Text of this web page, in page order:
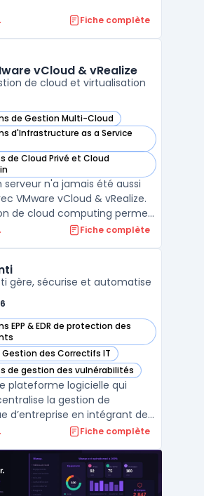
Fiche complète
vCloud & vRealize
de cloud et virtualisation
de Gestion Multi-Cloud
vCloud & vRealize dans cette catégorie
d'Infrastructure as a Service
vCloud & vRealize dans cette catégorie
de Cloud Privé et Cloud
vCloud & vRealize dans cette catégorie
serveur n'a jamais été aussi
VMware vCloud & vRealize.
de cloud computing permet
de gérer leur infrastructure
computing pour la gestion
Fiche complète
gère, sécurise et automatise
EPP & EDR de protection des
cette catégorie
Gestion des Correctifs IT
cette catégorie
de gestion des vulnérabilités
cette catégorie
plateforme logicielle qui
la gestion de
d’entreprise en intégrant des
gestion des terminaux, la
IT. Conçue pour
besoins des organisations
a ...
Fiche complète